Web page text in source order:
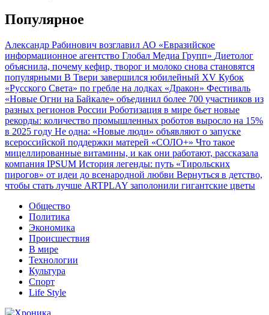
Популярное
Александр Рабинович возглавил АО «Евразийское
информационное агентство Глобал Медиа Групп» Диетолог
объяснила, почему кефир, творог и молоко снова становятся
популярными В Твери завершился юбилейный XV Кубок
«Русского Света» по гребле на лодках «Дракон» Фестиваль
«Новые Огни на Байкале» объединил более 700 участников из
разных регионов России Роботизация в мире бьет новые
рекорды: количество промышленных роботов выросло на 15%
в 2025 году Не одна: «Новые люди» объявляют о запуске
всероссийской поддержки матерей «СОЛО+» Что такое
мицеллированные витамины, и как они работают, рассказала
компания IPSUM История легенды: путь «Тирольских
пирогов» от идеи до всенародной любви Вернуться в детство,
чтобы стать лучше ARTPLAY заполонили гигантские цветы
Общество
Политика
Экономика
Происшествия
В мире
Технологии
Культура
Спорт
Life Style